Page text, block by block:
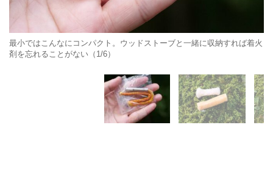
最小ではこんなにコンパクト。ウッドストーブと一緒に収納すれば着火
剤を忘れることがない（1/6）